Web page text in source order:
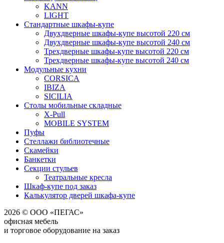
KANN
LIGHT
Стандартные шкафы-купе
Двухдверные шкафы-купе высотой 220 см
Двухдверные шкафы-купе высотой 240 см
Трехдверные шкафы-купе высотой 220 см
Трехдверные шкафы-купе высотой 240 см
Модульные кухни
CORSICA
IBIZA
SICILIA
Столы мобильные складные
X-Pull
MOBILE SYSTEM
Пуфы
Стеллажи библиотечные
Скамейки
Банкетки
Секции стульев
Театральные кресла
Шкаф-купе под заказ
Калькулятор дверей шкафа-купе
2026 © ООО «ПЕГАС»
офисная мебель
и торговое оборудование на заказ